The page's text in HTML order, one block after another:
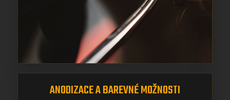
ANODIZACE A BAREVNÉ MOŽNOSTI